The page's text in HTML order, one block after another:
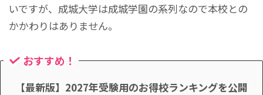
いですが、成城大学は成城学園の系列なので本校との
かかわりはありません。
おすすめ！
【最新版】2027年受験用のお得校ランキングを公開